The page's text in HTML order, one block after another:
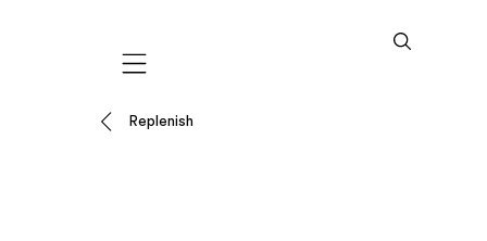
Mobile navigation
Replenish